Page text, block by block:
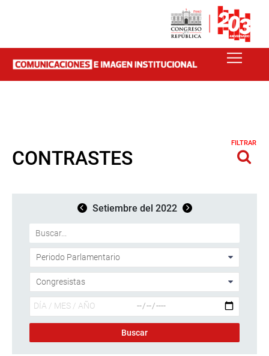
CONTRASTES
FILTRAR
Setiembre del 2022